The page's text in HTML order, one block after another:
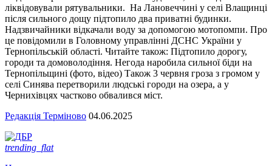
ліквідовували рятувальники. На Лановеччині у селі Влащинці
після сильного дощу підтопило два приватні будинки.
Надзвичайники відкачали воду за допомогою мотопомпи. Про
це повідомили в Головному управлінні ДСНС України у
Тернопільській області. Читайте також: Підтопило дорогу,
городи та домоволодіння. Негода наробила сильної біди на
Тернопільщині (фото, відео) Також 3 червня гроза з громом у
селі Синява перетворили людські городи на озера, а у
Чернихівцях частково обвалився міст.
Редакція Терміново 04.06.2025
trending_flat